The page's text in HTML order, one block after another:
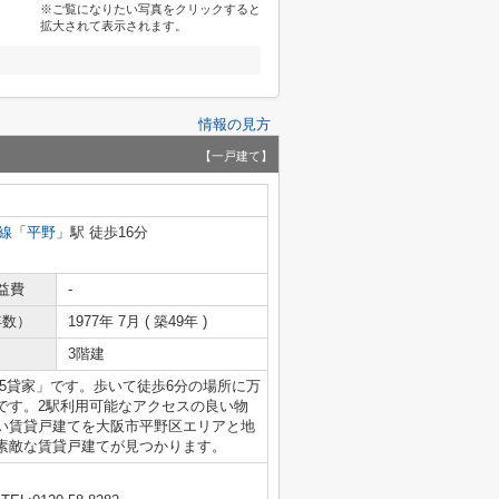
※ご覧になりたい写真をクリックすると
拡大されて表示されます。
情報の見方
【一戸建て】
「 平野 」駅 徒歩16分
費
-
）
1977年 7月 ( 築49年 )
3階建
家」です。歩いて徒歩6分の場所に万
。2駅利用可能なアクセスの良い物
賃貸戸建てを大阪市平野区エリアと地
な賃貸戸建てが見つかります。